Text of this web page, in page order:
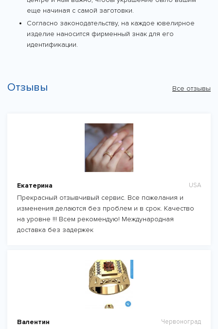
еще начиная с самой заготовки.
Согласно законодательству, на каждое ювелирное
изделие наносится фирменный знак для его
идентификации.
Отзывы Все отзывы
Екатерина USA
Прекрасный отзывчивый сервис. Все пожелания и
изменения делаются без проблем и в срок. Качество
на уровне !!! Всем рекомендую! Международная
доставка без задержек
Валентин Червоноград